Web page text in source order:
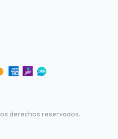
derechos reservados.